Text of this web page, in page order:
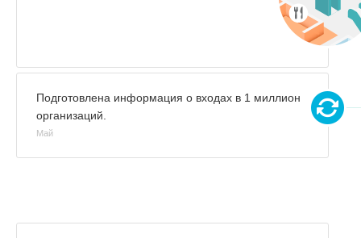
Подготовлена информация о входах в 1 миллион
организаций.
Май